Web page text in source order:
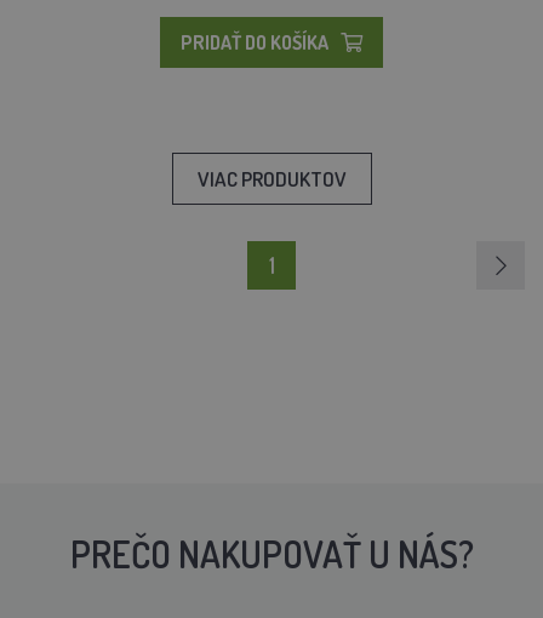
PRIDAŤ DO KOŠÍKA
VIAC PRODUKTOV
1
PREČO NAKUPOVAŤ U NÁS?